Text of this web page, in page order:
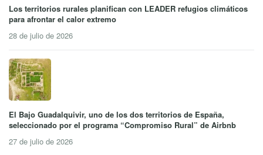
Los territorios rurales planifican con LEADER refugios climáticos
para afrontar el calor extremo
28 de julio de 2026
El Bajo Guadalquivir, uno de los dos territorios de España,
seleccionado por el programa “Compromiso Rural” de Airbnb
27 de julio de 2026